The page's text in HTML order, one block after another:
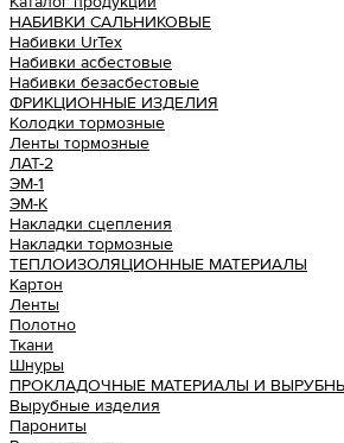
НАБИВКИ САЛЬНИКОВЫЕ
Набивки UrTex
Набивки асбестовые
Набивки безасбестовые
ФРИКЦИОННЫЕ ИЗДЕЛИЯ
Колодки тормозные
Ленты тормозные
ЛАТ-2
ЭМ-1
ЭМ-К
Накладки сцепления
Накладки тормозные
ТЕПЛОИЗОЛЯЦИОННЫЕ МАТЕРИАЛЫ
Картон
Ленты
Полотно
Ткани
Шнуры
ПРОКЛАДОЧНЫЕ МАТЕРИАЛЫ И
Вырубные изделия
Парониты